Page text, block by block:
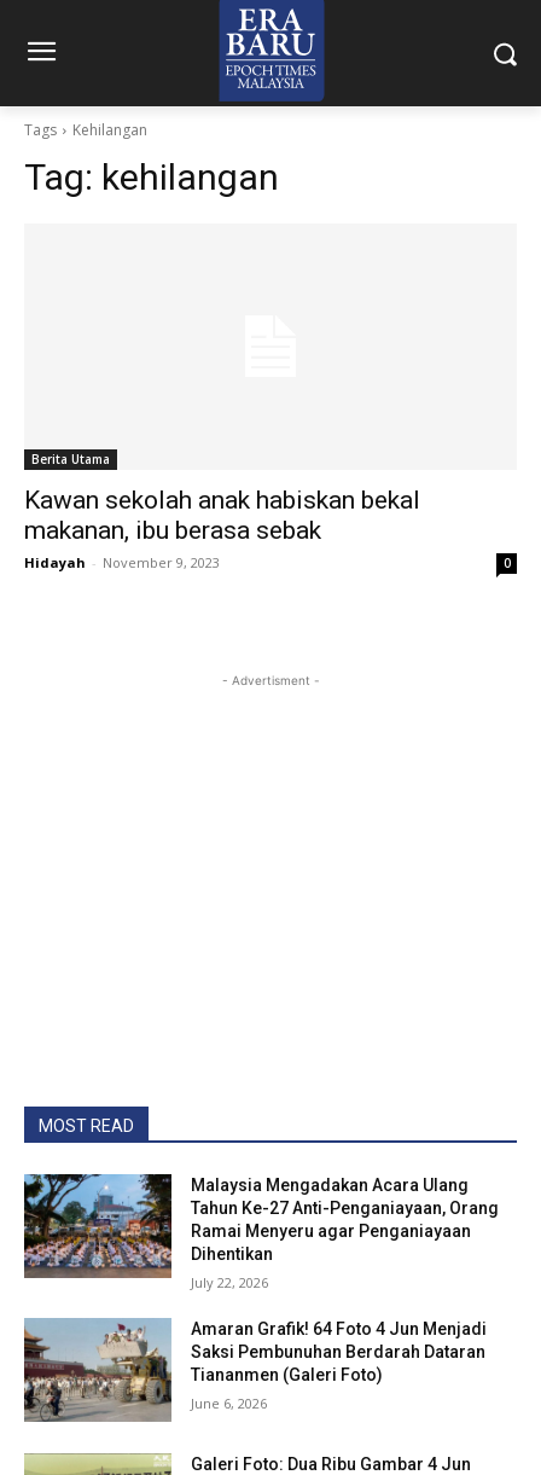
Tags Kehilangan
Tag: kehilangan
Berita Utama
Kawan sekolah anak habiskan bekal
makanan, ibu berasa sebak
Hidayah - November 9, 2023 0
- Advertisment -
MOST READ
Malaysia Mengadakan Acara Ulang
Tahun Ke-27 Anti-Penganiayaan, Orang
Ramai Menyeru agar Penganiayaan
Dihentikan
July 22, 2026
Amaran Grafik! 64 Foto 4 Jun Menjadi
Saksi Pembunuhan Berdarah Dataran
Tiananmen (Galeri Foto)
June 6, 2026
Galeri Foto: Dua Ribu Gambar 4 Jun